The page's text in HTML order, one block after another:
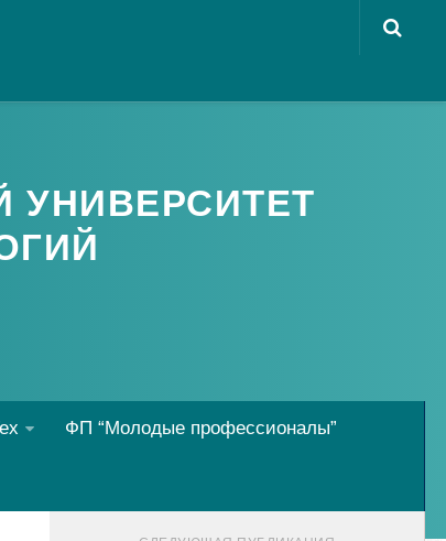
УНИВЕРСИТЕТ
ФП “Молодые профессионалы”